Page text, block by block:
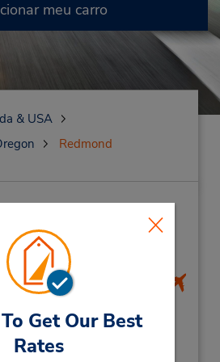
Get Our Best
Rates
meu carro
& USA
Redmond
de veículo e
Airport